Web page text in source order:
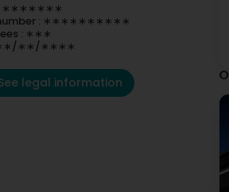
: ∗∗∗∗∗∗∗
: ∗∗∗∗∗∗∗∗∗∗
: ∗∗∗
∗∗/∗∗/∗∗∗∗
legal information